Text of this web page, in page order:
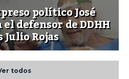
político José
defensor de DDHH
Julio Rojas
todos